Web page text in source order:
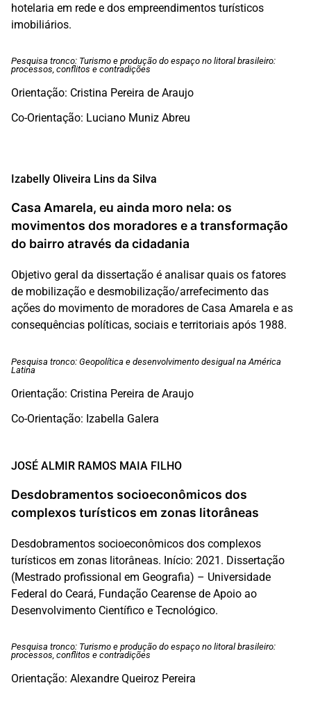
hotelaria em rede e dos empreendimentos turísticos
imobiliários.
Pesquisa tronco: Turismo e produção do espaço no litoral brasileiro:
processos, conflitos e contradições
Orientação: Cristina Pereira de Araujo
Co-Orientação: Luciano Muniz Abreu
Izabelly Oliveira Lins da Silva
Casa Amarela, eu ainda moro nela: os
movimentos dos moradores e a transformação
do bairro através da cidadania
Objetivo geral da dissertação é analisar quais os fatores
de mobilização e desmobilização/arrefecimento das
ações do movimento de moradores de Casa Amarela e as
consequências políticas, sociais e territoriais após 1988.
Pesquisa tronco: Geopolítica e desenvolvimento desigual na América
Latina
Orientação: Cristina Pereira de Araujo
Co-Orientação: Izabella Galera
JOSÉ ALMIR RAMOS MAIA FILHO
Desdobramentos socioeconômicos dos
complexos turísticos em zonas litorâneas
Desdobramentos socioeconômicos dos complexos
turísticos em zonas litorâneas. Início: 2021. Dissertação
(Mestrado profissional em Geografia) – Universidade
Federal do Ceará, Fundação Cearense de Apoio ao
Desenvolvimento Científico e Tecnológico.
Pesquisa tronco: Turismo e produção do espaço no litoral brasileiro:
processos, conflitos e contradições
Orientação: Alexandre Queiroz Pereira